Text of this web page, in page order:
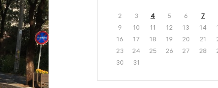
2
3 4 5 6 7
9
10 11 12 13 14
16
17 18 19 20 21
23
24 25 26 27 28
30
31